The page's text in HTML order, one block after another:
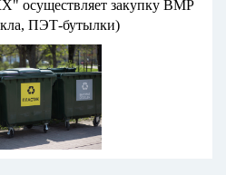
осуществляет закупку ВМР
ПЭТ-бутылки)